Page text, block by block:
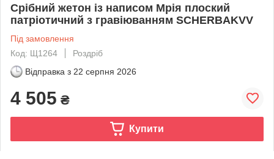
Срібний жетон із написом Мрія плоский
патріотичний з гравіюванням SCHERBAKVV
Під замовлення
Код: Щ1264
Роздріб
Відправка з 22 серпня 2026
4 505 ₴
Купити